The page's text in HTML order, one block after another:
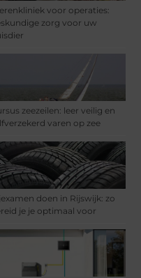
voor operaties:
zorg voor uw
zeezeilen: leer veilig en
varen op zee
doen in Rijswijk: zo
je je optimaal voor